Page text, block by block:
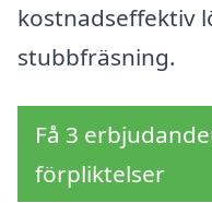
kostnadseffektiv
stubbfräsning.
Få 3
förpliktelser